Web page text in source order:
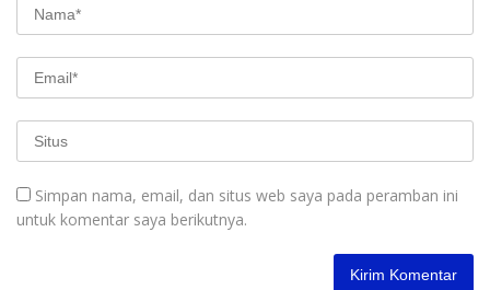
Simpan nama, email, dan situs web saya pada peramban ini
untuk komentar saya berikutnya.